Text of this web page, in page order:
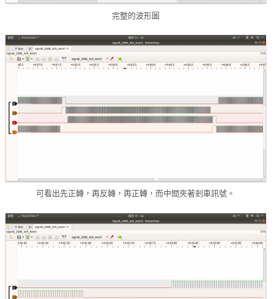
完整的波形圖
可看出先正轉，再反轉，再正轉，而中間夾著剎車訊號。